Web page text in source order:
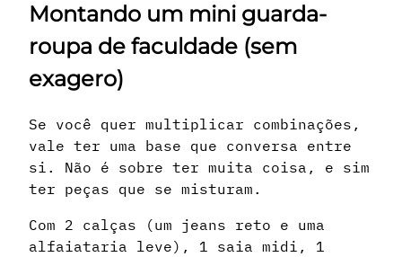
Montando um mini guarda-
roupa de faculdade (sem
exagero)
Se você quer multiplicar combinações,
vale ter uma base que conversa entre
si. Não é sobre ter muita coisa, e sim
ter peças que se misturam.
Com 2 calças (um jeans reto e uma
alfaiataria leve), 1 saia midi, 1